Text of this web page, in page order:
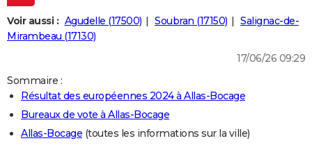
Essais
Réserver un essai
Citadines
Berlines
SUV
Forum auto
+
HIGH-TECH
Mobiles
Meilleur smartphone
Internet
Ordinateurs
Jeux vidéo
Guide high-tech
+
BRICOLAGE
Guides de France
Escapades
Patrimoine
Expositions
Musées
Week-end nature
LIFESTYLE
Art de vivre
Bien-être
Loisirs
Mode
Modes de vie
Voir aussi : Agudelle (17500) Soubran (17150)
Salignac-de-
Mirambeau (17130)
17/06/26 09:29
Sommaire :
Résultat des européennes 2024 à Allas-Bocage
Bureaux de vote à Allas-Bocage
Allas-Bocage (toutes les informations sur la ville)